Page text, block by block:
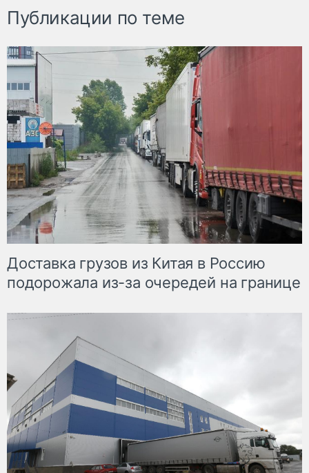
Публикации по теме
Доставка грузов из Китая в Россию
подорожала из-за очередей на границе